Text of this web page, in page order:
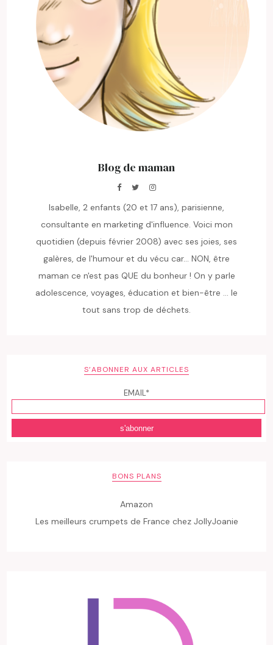
Blog de maman
Isabelle, 2 enfants (20 et 17 ans), parisienne,
consultante en marketing d'influence. Voici mon
quotidien (depuis février 2008) avec ses joies, ses
galères, de l'humour et du vécu car... NON, être
maman ce n'est pas QUE du bonheur ! On y parle
adolescence, voyages, éducation et bien-être ... le
tout sans trop de déchets.
S’ABONNER AUX ARTICLES
EMAIL*
BONS PLANS
Amazon
Les meilleurs crumpets de France chez JollyJoanie